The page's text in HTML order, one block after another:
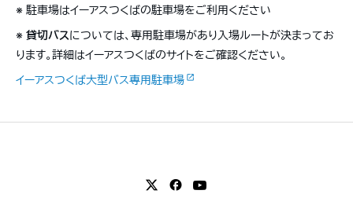
※ 駐車場はイーアスつくばの駐車場をご利用ください
※ 貸切バスについては、専用駐車場があり入場ルートが決まってお
ります。詳細はイーアスつくばのサイトをご確認ください。
イーアスつくば大型バス専用駐車場